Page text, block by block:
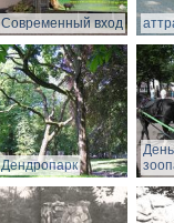
Современный вход
Дендропарк